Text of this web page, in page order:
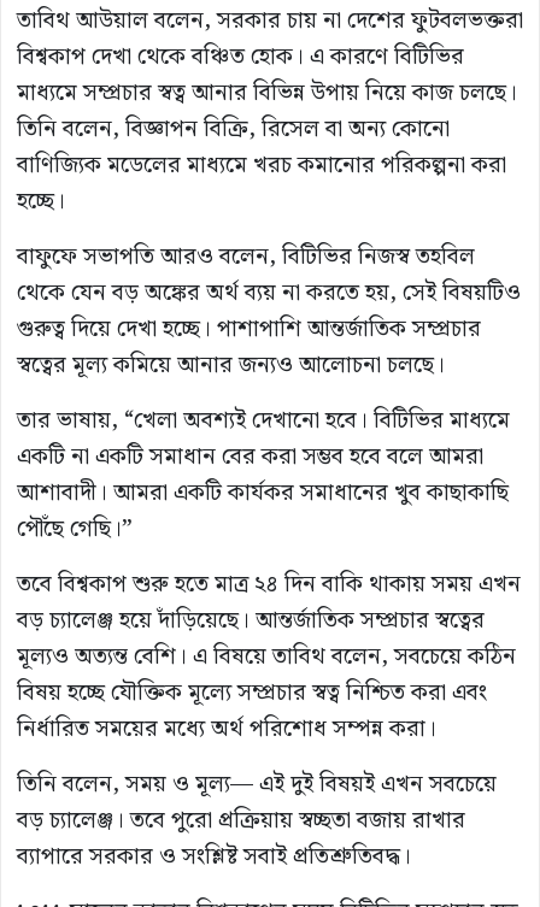
তাবিথ আউয়াল বলেন, সরকার চায় না দেশের ফুটবলভক্তরা
বিশ্বকাপ দেখা থেকে বঞ্চিত হোক। এ কারণে বিটিভির
মাধ্যমে সম্প্রচার স্বত্ব আনার বিভিন্ন উপায় নিয়ে কাজ চলছে।
তিনি বলেন, বিজ্ঞাপন বিক্রি, রিসেল বা অন্য কোনো
বাণিজ্যিক মডেলের মাধ্যমে খরচ কমানোর পরিকল্পনা করা
হচ্ছে।
বাফুফে সভাপতি আরও বলেন, বিটিভির নিজস্ব তহবিল
থেকে যেন বড় অঙ্কের অর্থ ব্যয় না করতে হয়, সেই বিষয়টিও
গুরুত্ব দিয়ে দেখা হচ্ছে। পাশাপাশি আন্তর্জাতিক সম্প্রচার
স্বত্বের মূল্য কমিয়ে আনার জন্যও আলোচনা চলছে।
তার ভাষায়, “খেলা অবশ্যই দেখানো হবে। বিটিভির মাধ্যমে
একটি না একটি সমাধান বের করা সম্ভব হবে বলে আমরা
আশাবাদী। আমরা একটি কার্যকর সমাধানের খুব কাছাকাছি
পৌঁছে গেছি।”
তবে বিশ্বকাপ শুরু হতে মাত্র ২৪ দিন বাকি থাকায় সময় এখন
বড় চ্যালেঞ্জ হয়ে দাঁড়িয়েছে। আন্তর্জাতিক সম্প্রচার স্বত্বের
মূল্যও অত্যন্ত বেশি। এ বিষয়ে তাবিথ বলেন, সবচেয়ে কঠিন
বিষয় হচ্ছে যৌক্তিক মূল্যে সম্প্রচার স্বত্ব নিশ্চিত করা এবং
নির্ধারিত সময়ের মধ্যে অর্থ পরিশোধ সম্পন্ন করা।
তিনি বলেন, সময় ও মূল্য— এই দুই বিষয়ই এখন সবচেয়ে
বড় চ্যালেঞ্জ। তবে পুরো প্রক্রিয়ায় স্বচ্ছতা বজায় রাখার
ব্যাপারে সরকার ও সংশ্লিষ্ট সবাই প্রতিশ্রুতিবদ্ধ।